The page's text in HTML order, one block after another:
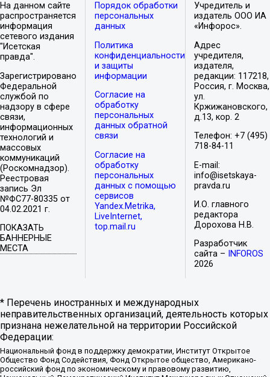
На данном сайте
распространяется
информация
сетевого издания
"Исетская
правда".
Зарегистрировано
Федеральной
службой по
надзору в сфере
связи,
информационных
технологий и
массовых
коммуникаций
(Роскомнадзор).
Реестровая
запись Эл
№ФС77-80335 от
04.02.2021 г.
ПОКАЗАТЬ
БАННЕРНЫЕ
МЕСТА
Порядок обработки
персональных
данных
Политика
конфиденциальности
и защиты
информации
Согласие на
обработку
персональных
данных обратной
связи
Согласие на
обработку
персональных
данных с помощью
сервисов
Yandex.Metrika,
LiveInternet,
top.mail.ru
Учредитель и
издатель ООО ИА
«Инфорос».
Адрес
учредителя,
издателя,
редакции: 117218,
Россия, г. Москва,
ул.
Кржижановского,
д.13, кор. 2
Телефон: +7 (495)
718-84-11
E-mail:
info@isetskaya-
pravda.ru
И.О. главного
редактора
Дорохова Н.В.
Разработчик
сайта –
INFOROS
2026
* Перечень иностранных и международных
неправительственных организаций, деятельность которых
признана нежелательной на территории Российской
Федерации:
Национальный фонд в поддержку демократии, Институт Открытое
Общество Фонд Содействия, Фонд Открытое общество, Американо-
российский фонд по экономическому и правовому развитию,